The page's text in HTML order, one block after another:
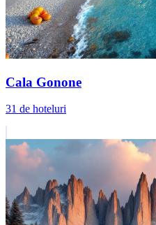
Cala Gonone
31 de hoteluri